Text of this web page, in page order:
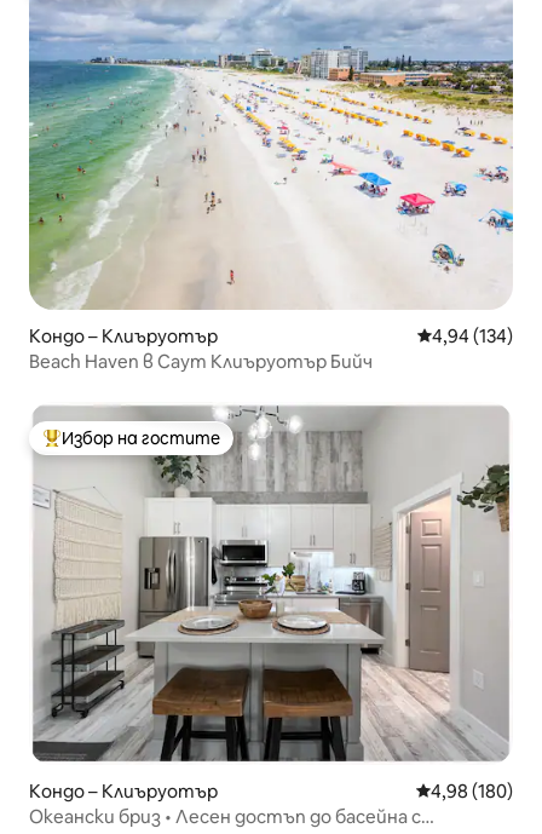
Кондо – Клиъруотър Средна
4,94 (134)
Beach Haven в Саут Клиъруотър Бийч
Най-популярен избор на гостите
Избор на гостите
Кондо – Клиъруотър Средна
4,98 (180)
Океански бриз • Лесен достъп до басейна с